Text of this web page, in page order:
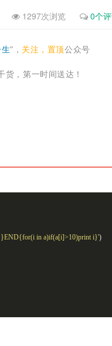
1297次浏览 0个
”， 关注，置顶公众号
货，第一时间送达！
in a)if(a[i]>10)print i}')